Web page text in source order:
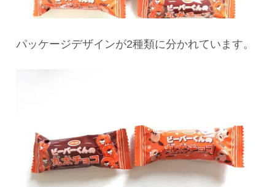
パッケージデザインが2種類に分かれています。